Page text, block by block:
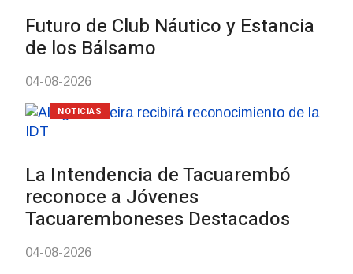
Turismo accesible para
con discapacidad y